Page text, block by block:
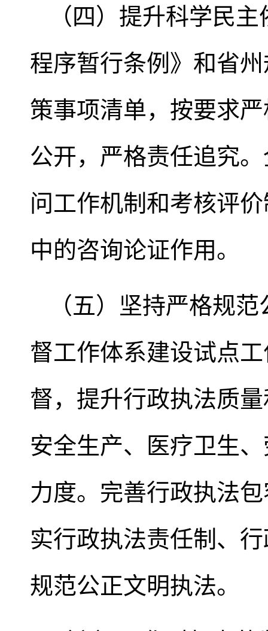
（四）提升科学民
程序暂行条例》和省
策事项清单，按要求
公开，严格责任追究
问工作机制和考核评
中的咨询论证作用。
（五）坚持严格规
督工作体系建设试点
督，提升行政执法质
安全生产、医疗卫生
力度。完善行政执法
实行政执法责任制、
规范公正文明执法。